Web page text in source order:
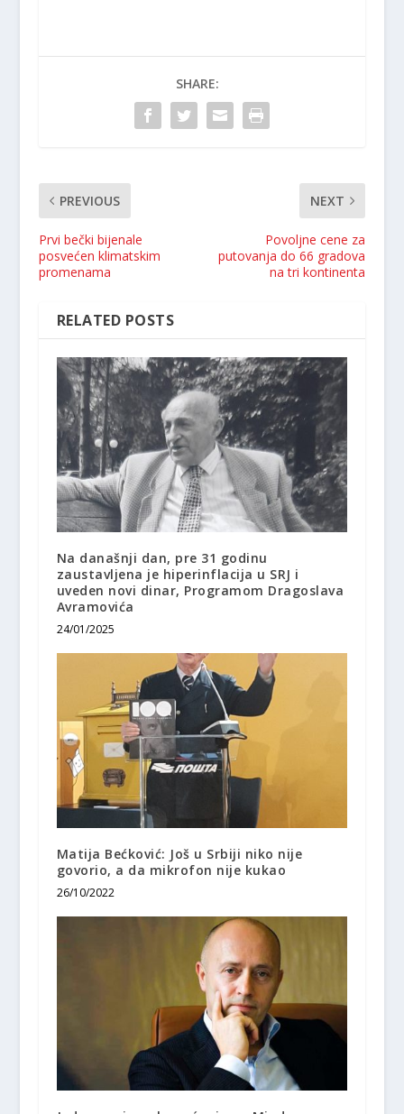
SHARE:
PREVIOUS
Prvi bečki bijenale
posvećen klimatskim
promenama
NEXT
Povoljne cene za
putovanja do 66 gradova
na tri kontinenta
RELATED POSTS
Na današnji dan, pre 31 godinu
zaustavljena je hiperinflacija u SRJ i
uveden novi dinar, Programom Dragoslava
Avramovića
24/01/2025
Matija Bećković: Još u Srbiji niko nije
govorio, a da mikrofon nije kukao
26/10/2022